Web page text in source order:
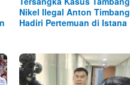
Nikel Ilegal Anton Timbang
Hadiri Pertemuan di Istana